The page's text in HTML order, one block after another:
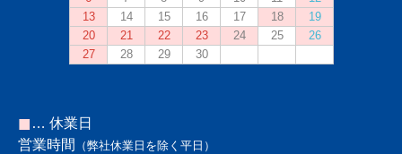
■ … 休業日
営業時間
（弊社休業日を除く平日）